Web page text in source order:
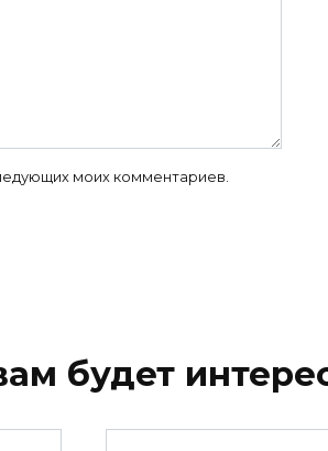
моих комментариев.
будет